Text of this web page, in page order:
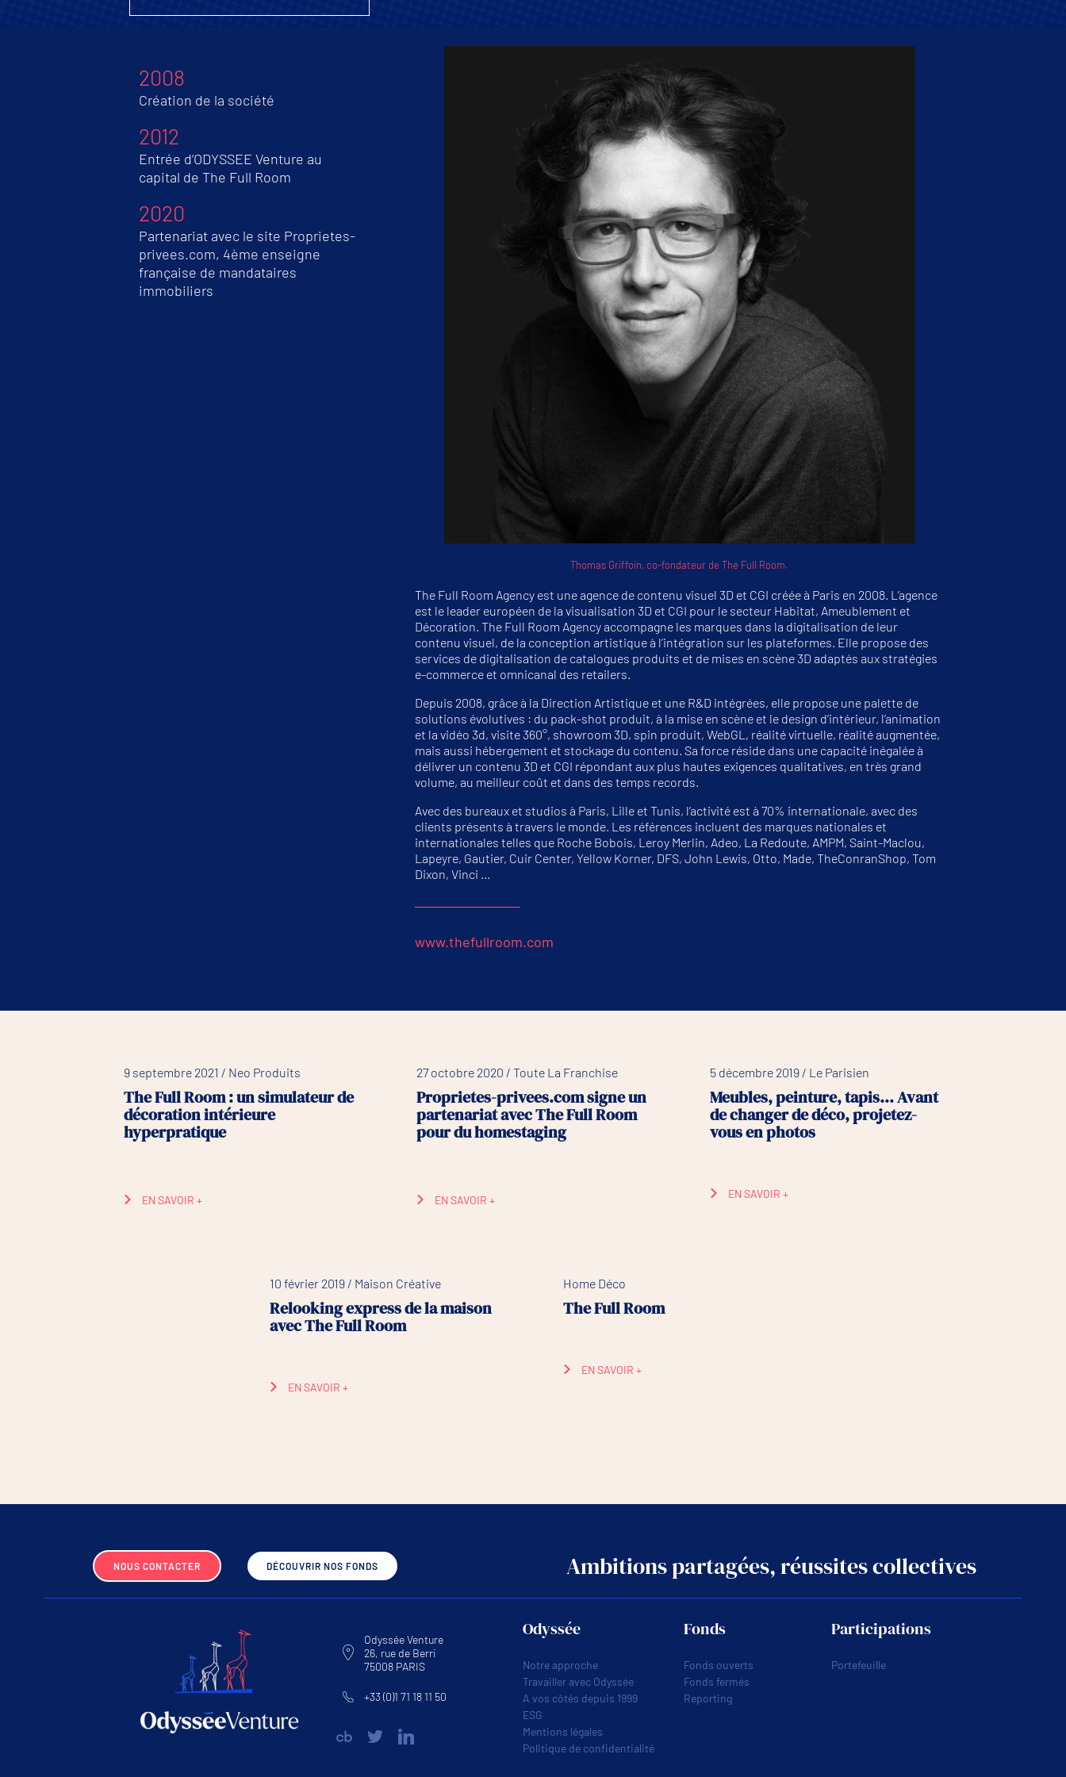
2008
Création de la société
2012
Entrée d’ODYSSEE Venture au
capital de The Full Room
2020
Partenariat avec le site Proprietes-
privees.com, 4ème enseigne
française de mandataires
immobiliers
Thomas Griffoin, co-fondateur de The Full Room.
The Full Room Agency est une agence de contenu visuel 3D et CGI créée à Paris en 2008. L’agence
est le leader européen de la visualisation 3D et CGI pour le secteur Habitat, Ameublement et
Décoration. The Full Room Agency accompagne les marques dans la digitalisation de leur
contenu visuel, de la conception artistique à l’intégration sur les plateformes. Elle propose des
services de digitalisation de catalogues produits et de mises en scène 3D adaptés aux stratégies
e-commerce et omnicanal des retailers.
Depuis 2008, grâce à la Direction Artistique et une R&D intégrées, elle propose une palette de
solutions évolutives : du pack-shot produit, à la mise en scène et le design d’intérieur, l’animation
et la vidéo 3d, visite 360°, showroom 3D, spin produit, WebGL, réalité virtuelle, réalité augmentée,
mais aussi hébergement et stockage du contenu. Sa force réside dans une capacité inégalée à
délivrer un contenu 3D et CGI répondant aux plus hautes exigences qualitatives, en très grand
volume, au meilleur coût et dans des temps records.
Avec des bureaux et studios à Paris, Lille et Tunis, l’activité est à 70% internationale, avec des
clients présents à travers le monde. Les références incluent des marques nationales et
internationales telles que Roche Bobois, Leroy Merlin, Adeo, La Redoute, AMPM, Saint-Maclou,
Lapeyre, Gautier, Cuir Center, Yellow Korner, DFS, John Lewis, Otto, Made, TheConranShop, Tom
Dixon, Vinci …
www.thefullroom.com
9 septembre 2021 / Neo Produits
The Full Room : un simulateur de
décoration intérieure
hyperpratique
EN SAVOIR +
27 octobre 2020 / Toute La Franchise
Proprietes-privees.com signe un
partenariat avec The Full Room
pour du homestaging
EN SAVOIR +
5 décembre 2019 / Le Parisien
Meubles, peinture, tapis… Avant
de changer de déco, projetez-
vous en photos
EN SAVOIR +
10 février 2019 / Maison Créative
Relooking express de la maison
avec The Full Room
EN SAVOIR +
Home Déco
The Full Room
EN SAVOIR +
NOUS CONTACTER DÉCOUVRIR NOS FONDS Ambitions partagées, réussites collectives
Odyssée Venture
26, rue de Berri
75008 PARIS
+33 (0)1 71 18 11 50
Odyssée
Notre approche
Travailler avec Odyssée
A vos côtés depuis 1999
ESG
Mentions légales
Politique de confidentialité
Fonds
Fonds ouverts
Fonds fermés
Reporting
Participations
Portefeuille